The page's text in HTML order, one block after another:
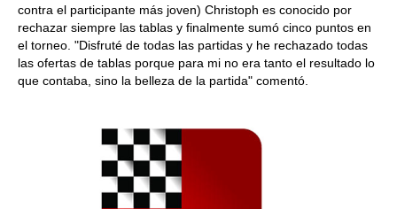
contra el participante más joven) Christoph es conocido por
rechazar siempre las tablas y finalmente sumó cinco puntos en
el torneo. "Disfruté de todas las partidas y he rechazado todas
las ofertas de tablas porque para mi no era tanto el resultado lo
que contaba, sino la belleza de la partida" comentó.